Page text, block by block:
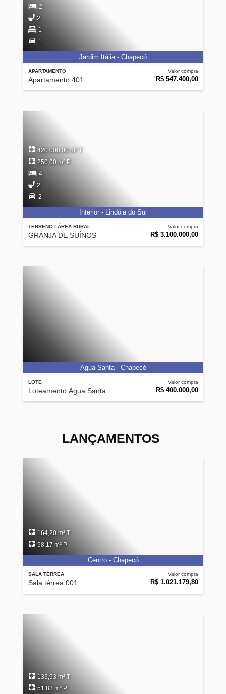
APARTAMENTO
Apartamento 401
Valor compra
R$ 547.400,00
2
2
1
1
Jardim Itália - Chapecó
TERRENO / ÁREA RURAL
GRANJA DE SUÍNOS
Valor compra
R$ 3.100.000,00
420.000,00 m² T
250,00 m² P
4
2
2
Interior - Lindóia do Sul
LOTE
Loteamento Água Santa
Valor compra
R$ 400.000,00
Agua Santa - Chapecó
LANÇAMENTOS
SALA TÉRREA
Sala térrea 001
Valor compra
R$ 1.021.179,80
164,20 m² T
98,17 m² P
Centro - Chapecó
133,93 m² T
51,83 m² P